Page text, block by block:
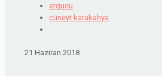
ergucu
cüneyt karakahya
21 Haziran 2018